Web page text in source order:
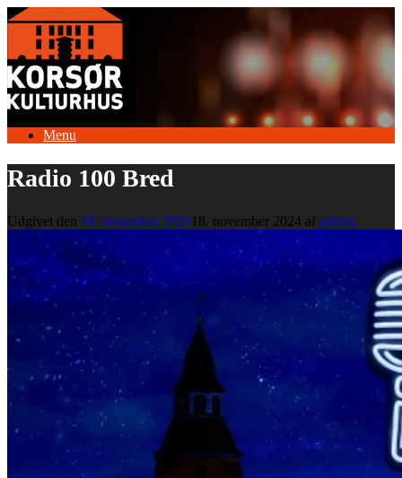
Gå
indhold
Menu
Radio 100 Bred
Udgivet den 18. november 2024 18. november 2024 af admin